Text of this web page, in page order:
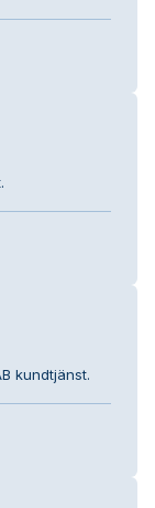
kundtjänst.